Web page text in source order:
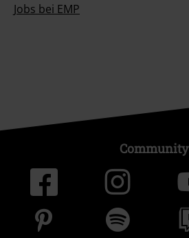
Jobs bei EMP
Community